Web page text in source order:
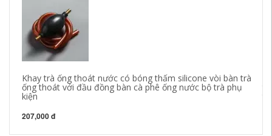
Khay trà ống thoát nước có bóng thấm silicone vòi bàn trà
ống thoát với đầu đồng bàn cà phê ống nước bộ trà phụ
kiện
207,000 đ